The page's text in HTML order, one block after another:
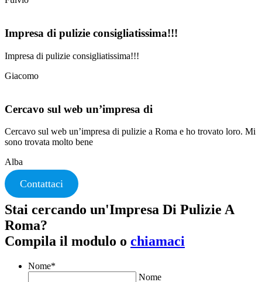
Impresa di pulizie consigliatissima!!!
Impresa di pulizie consigliatissima!!!
Giacomo
Cercavo sul web un’impresa di
Cercavo sul web un’impresa di pulizie a Roma e ho trovato loro. Mi
sono trovata molto bene
Alba
Contattaci
Stai cercando un'Impresa Di Pulizie A
Roma?
Compila il modulo o chiamaci
Nome*
Nome